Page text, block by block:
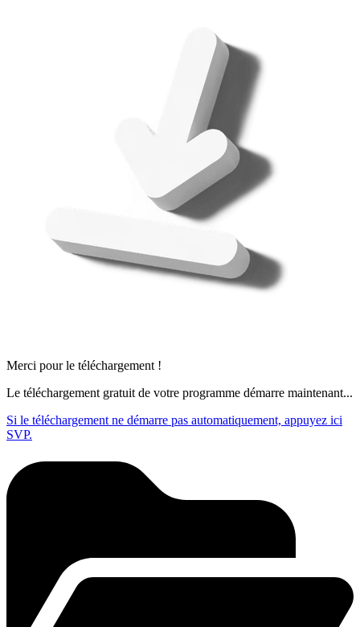
Merci pour le téléchargement !
Le téléchargement gratuit de votre programme démarre maintenant...
Si le téléchargement ne démarre pas automatiquement, appuyez ici
SVP.